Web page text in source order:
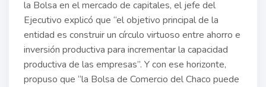
la Bolsa en el mercado de capitales, el jefe del
Ejecutivo explicó que “el objetivo principal de la
entidad es construir un círculo virtuoso entre ahorro e
inversión productiva para incrementar la capacidad
productiva de las empresas”. Y con ese horizonte,
propuso que “la Bolsa de Comercio del Chaco puede